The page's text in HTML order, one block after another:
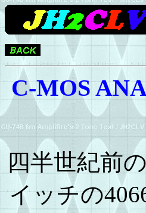
C-MOS
四半世紀前
イッチの